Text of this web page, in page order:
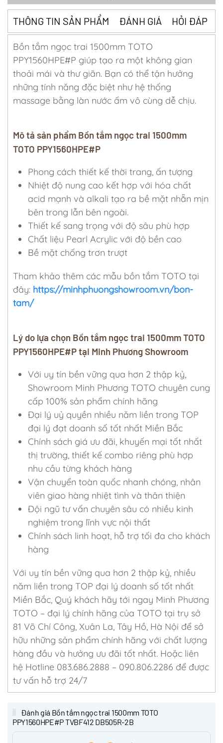
THÔNG TIN SẢN PHẨM ĐÁNH GIÁ HỎI ĐÁP
Bồn tắm ngọc trai 1500mm TOTO
PPY1560HPE#P giúp tạo ra một không gian
thoải mái và thư giãn. Bạn có thể tận hưởng
những tính năng đặc biệt như hệ thống
massage bằng làn nước ấm vô cùng dễ chịu.
Mô tả sản phẩm Bồn tắm ngọc trai 1500mm
TOTO PPY1560HPE#P
Phong cách thiết kế thời trang, ấn tượng
Nhiệt độ nung cao kết hợp với hóa chất
acid mạnh và alkali tạo ra bề mặt nhẵn mịn
bên trong lẫn bên ngoài.
Thiết kế sang trọng với độ sâu phù hợp
Chất liệu Pearl Acrylic với độ bền cao
Bề mặt chống trơn trượt
Tham khảo thêm các mẫu bồn tắm TOTO tại
đây: https://minhphuongshowroom.vn/bon-
tam/
Lý do lựa chọn Bồn tắm ngọc trai 1500mm TOTO
PPY1560HPE#P tại Minh Phương Showroom
Với uy tín bền vững qua hơn 2 thập kỷ,
Showroom Minh Phương TOTO chuyên cung
cấp 100% sản phẩm chính hãng
Đại lý uỷ quyền nhiều năm liền trong TOP
đại lý đạt doanh số tốt nhất Miền Bắc
Chính sách giá ưu đãi, khuyến mại tốt nhất
thị trường, thiết kế combo riêng phù hợp
nhu cầu từng khách hàng
Vận chuyển toàn quốc nhanh chóng, nhân
viên giao hàng nhiệt tình và thân thiện
Đội ngũ tư vấn chuyên sâu có nhiều kinh
nghiệm trong lĩnh vực nội thất
Chính sách linh hoạt, hỗ trợ tối đa cho khách
hàng
Với uy tín bền vững qua hơn 2 thập kỷ, nhiều
năm liền trong TOP đại lý doanh số tốt nhất
Miền Bắc, Quý khách hãy tới ngay Minh Phương
TOTO – đại lý chính hãng của TOTO tại trụ sở
81 Võ Chí Công, Xuân La, Tây Hồ, Hà Nội để sở
hữu những sản phẩm chính hãng với chất lượng
hàng đầu và hưởng ưu đãi tốt nhất. Hoặc liên
hệ Hotline 083.686.2888 – 090.806.2286 để được
tư vấn hỗ trợ 24/7
Đánh giá Bồn tắm ngọc trai 1500mm TOTO
PPY1560HPE#P TVBF412 DB505R-2B